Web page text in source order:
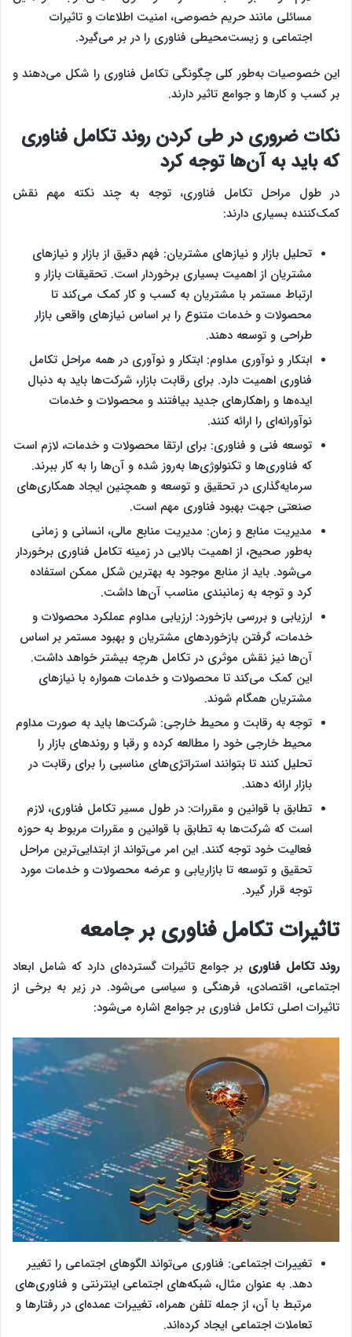
مسائلی مانند حریم خصوصی، امنیت اطلاعات و تاثیرات
اجتماعی و زیست‌محیطی فناوری را در بر می‌گیرد.
این خصوصیات به‌طور کلی چگونگی تکامل فناوری را شکل می‌دهند و
بر کسب و کارها و جوامع تاثیر دارند.
نکات ضروری در طی کردن روند تکامل فناوری
که باید به آن‌ها توجه کرد
در طول مراحل تکامل فناوری، توجه به چند نکته مهم نقش
کمک‌کننده بسیاری دارند:
تحلیل بازار و نیازهای مشتریان: فهم دقیق از بازار و نیازهای
مشتریان از اهمیت بسیاری برخوردار است. تحقیقات بازار و
ارتباط مستمر با مشتریان به کسب و کار کمک می‌کند تا
محصولات و خدمات متنوع را بر اساس نیازهای واقعی بازار
طراحی و توسعه دهند.
ابتکار و نوآوری مداوم: ابتکار و نوآوری در همه مراحل تکامل
فناوری اهمیت دارد. برای رقابت بازار، شرکت‌ها باید به دنبال
ایده‌ها و راهکارهای جدید بیافتند و محصولات و خدمات
نوآورانه‌ای را ارائه کنند.
توسعه فنی و فناوری: برای ارتقا محصولات و خدمات، لازم است
که فناوری‌ها و تکنولوژی‌ها به‌روز شده و آن‌ها را به کار ببرند.
سرمایه‌گذاری در تحقیق و توسعه و همچنین ایجاد همکاری‌های
صنعتی جهت بهبود فناوری مهم است.
مدیریت منابع و زمان: مدیریت منابع مالی، انسانی و زمانی
به‌طور صحیح، از اهمیت بالایی در زمینه تکامل فناوری برخوردار
می‌شود. باید از منابع موجود به بهترین شکل ممکن استفاده
کرد و توجه به زمانبندی مناسب آن‌ها داشت.
ارزیابی و بررسی بازخورد: ارزیابی مداوم عملکرد محصولات و
خدمات، گرفتن بازخوردهای مشتریان و بهبود مستمر بر اساس
آن‌ها نیز نقش موثری در تکامل هرچه بیشتر خواهد داشت.
این کمک می‌کند تا محصولات و خدمات همواره با نیازهای
مشتریان همگام شوند.
توجه به رقابت و محیط خارجی: شرکت‌ها باید به صورت مداوم
محیط خارجی خود را مطالعه کرده و رقبا و روندهای بازار را
تحلیل کنند تا بتوانند استراتژی‌های مناسبی را برای رقابت در
بازار ارائه دهند.
تطابق با قوانین و مقررات: در طول مسیر تکامل فناوری، لازم
است که شرکت‌ها به تطابق با قوانین و مقررات مربوط به حوزه
فعالیت خود توجه کنند. این امر می‌تواند از ابتدایی‌ترین مراحل
تحقیق و توسعه تا بازاریابی و عرضه محصولات و خدمات مورد
توجه قرار گیرد.
تاثیرات تکامل فناوری بر جامعه
روند تکامل فناوری بر جوامع تاثیرات گسترده‌ای دارد که شامل ابعاد
اجتماعی، اقتصادی، فرهنگی و سیاسی می‌شود. در زیر به برخی از
تاثیرات اصلی تکامل فناوری بر جوامع اشاره می‌شود:
تغییرات اجتماعی: فناوری می‌تواند الگوهای اجتماعی را تغییر
دهد. به عنوان مثال، شبکه‌های اجتماعی اینترنتی و فناوری‌های
مرتبط با آن، از جمله تلفن همراه، تغییرات عمده‌ای در رفتارها و
تعاملات اجتماعی ایجاد کرده‌اند.